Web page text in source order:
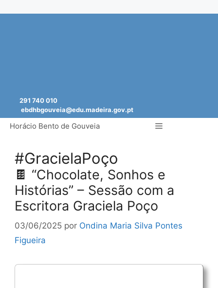
291 740 010
ebdhbgouveia@edu.madeira.gov.pt
Horácio Bento de Gouveia Menu
#GracielaPoço
🍫 “Chocolate, Sonhos e
Histórias” – Sessão com a
Escritora Graciela Poço
03/06/2025 por Ondina Maria Silva Pontes
Figueira